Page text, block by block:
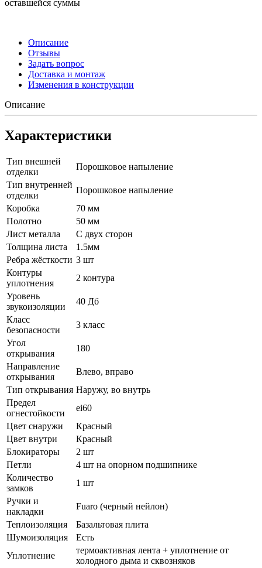
оставшейся суммы
Описание
Отзывы
Задать вопрос
Доставка и монтаж
Изменения в конструкции
Описание
Характеристики
Тип внешней
отделки
Порошковое напыление
Тип внутренней
отделки
Порошковое напыление
Коробка
70 мм
Полотно
50 мм
Лист металла
С двух сторон
Толщина листа
1.5мм
Ребра жёсткости 3 шт
Контуры
уплотнения
2 контура
Уровень
звукоизоляции
40 Дб
Класс
безопасности
3 класс
Угол
открывания
180
Направление
открывания
Влево, вправо
Тип открывания Наружу, во внутрь
Предел
огнестойкости
ei60
Цвет снаружи
Красный
Цвет внутри
Красный
Блокираторы
2 шт
Петли
4 шт на опорном подшипнике
Количество
замков
1 шт
Ручки и
накладки
Fuaro (черный нейлон)
Теплоизоляция
Базальтовая плита
Шумоизоляция
Есть
Уплотнение
термоактивная лента + уплотнение от
холодного дыма и сквозняков